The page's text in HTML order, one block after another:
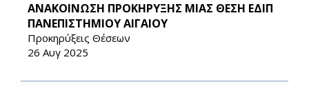
ΑΝΑΚΟΙΝΩΣΗ ΠΡΟΚΗΡΥΞΗΣ ΜΙΑΣ ΘΕΣΗ ΕΔΙΠ
ΠΑΝΕΠΙΣΤΗΜΙΟΥ ΑΙΓΑΙΟΥ
Προκηρύξεις Θέσεων
26 Αυγ 2025